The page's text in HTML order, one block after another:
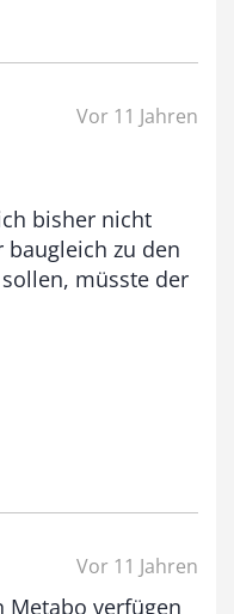
Vor 11 Jahren
bisher nicht
baugleich zu den
müsste der
Vor 11 Jahren
Metabo verfügen